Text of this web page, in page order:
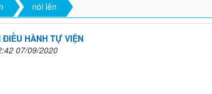
nói lên
ĐIỀU HÀNH TỰ VIỆN
07/09/2020